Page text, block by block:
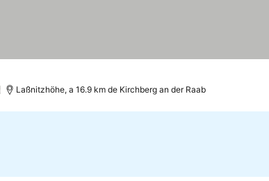
Laßnitzhöhe, a 16.9 km de Kirchberg an der Raab